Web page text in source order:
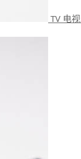
TV 电